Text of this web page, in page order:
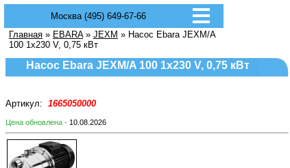
Москва (495) 649-67-66
Главная » EBARA» JEXM » Насос Ebara JEXM/A
100 1x230 V, 0,75 кВт
Насос Ebara JEXM/A 100 1x230 V, 0,75 кВт
Артикул: 1665050000
Цена обновлена - 10.08.2026